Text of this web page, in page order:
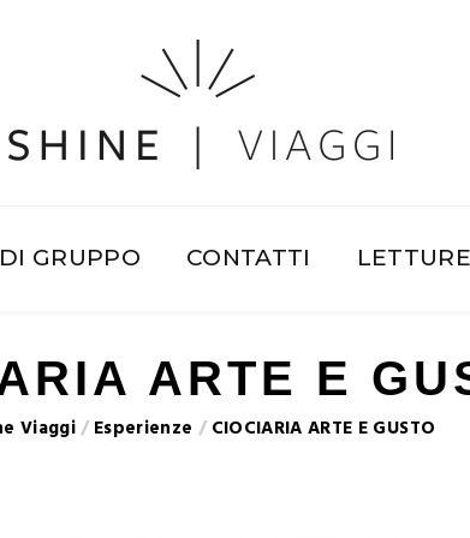
GRUPPO CONTATTI LETTURE
ARTE E
Viaggi/ Esperienze / CIOCIARIA ARTE E GUSTO